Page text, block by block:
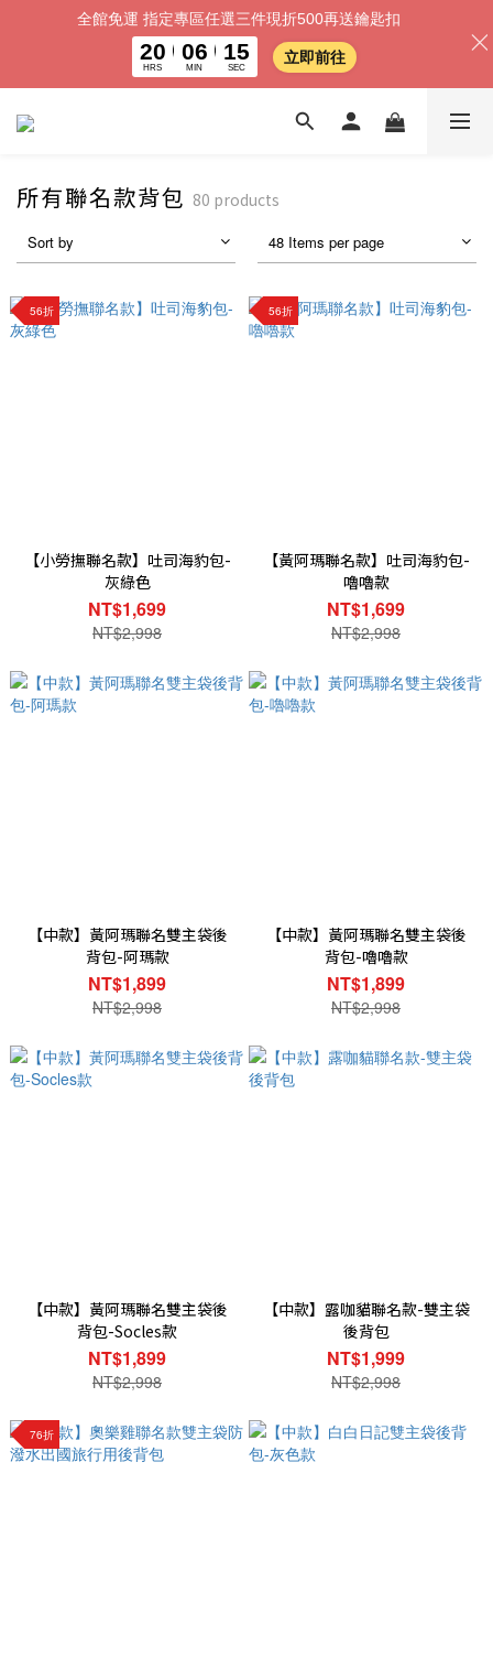
所有聯名款背包 80 products
Sort by 48 Items per page
56折
【小勞撫聯名款】吐司海豹包-
灰綠色
NT$1,699
NT$2,998
56折
【黃阿瑪聯名款】吐司海豹包-
嚕嚕款
NT$1,699
NT$2,998
【中款】黃阿瑪聯名雙主袋後
背包-阿瑪款
NT$1,899
NT$2,998
【中款】黃阿瑪聯名雙主袋後
背包-嚕嚕款
NT$1,899
NT$2,998
【中款】黃阿瑪聯名雙主袋後
背包-Socles款
NT$1,899
NT$2,998
【中款】露咖貓聯名款-雙主袋
後背包
NT$1,999
NT$2,998
76折
全館免運 指定專區任選三件現折500再送鑰匙扣
20
HRS
06
MIN
14
SEC
立即前往